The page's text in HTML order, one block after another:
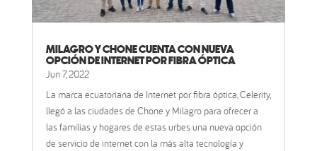
MILAGRO Y CHONE CUENTA CON NUEVA
OPCIÓN DE INTERNET POR FIBRA ÓPTICA
Jun 7, 2022
La marca ecuatoriana de Internet por fibra óptica, Celerity,
llegó a las ciudades de Chone y Milagro para ofrecer a
las familias y hogares de estas urbes una nueva opción
de servicio de internet con la más alta tecnología y